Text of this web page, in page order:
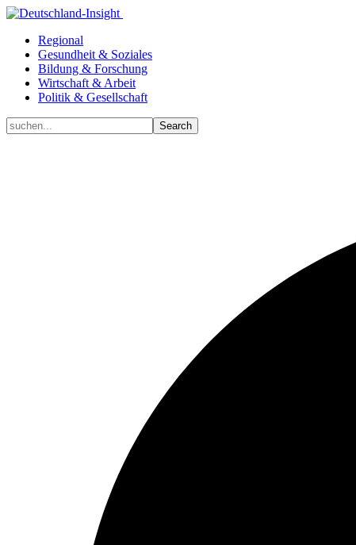
Regional
Gesundheit & Soziales
Bildung & Forschung
Wirtschaft & Arbeit
Politik & Gesellschaft